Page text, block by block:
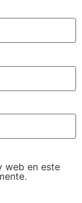
web en este